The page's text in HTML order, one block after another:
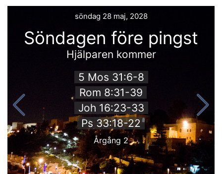
söndag 28 maj, 2028
Söndagen före pingst
Hjälparen kommer
5 Mos 31:6-8
Rom 8:31-39
Joh 16:23-33
Ps 33:18-22
Årgång 2